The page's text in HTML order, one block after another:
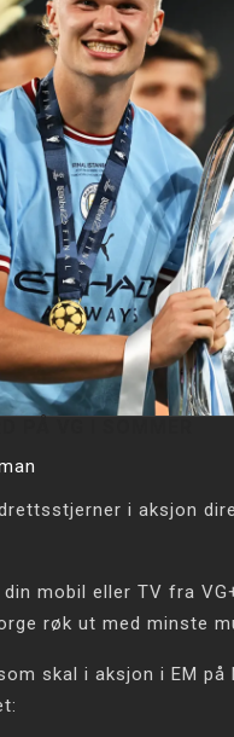
i aksjon
mobil eller TV fra
røk ut med minste
skal i aksjon i EM